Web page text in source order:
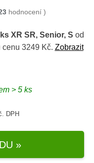
hodnocení )
XR SR, Senior, S od
cenu 3249 Kč. Zobrazit
> 5 ks
DPH
»